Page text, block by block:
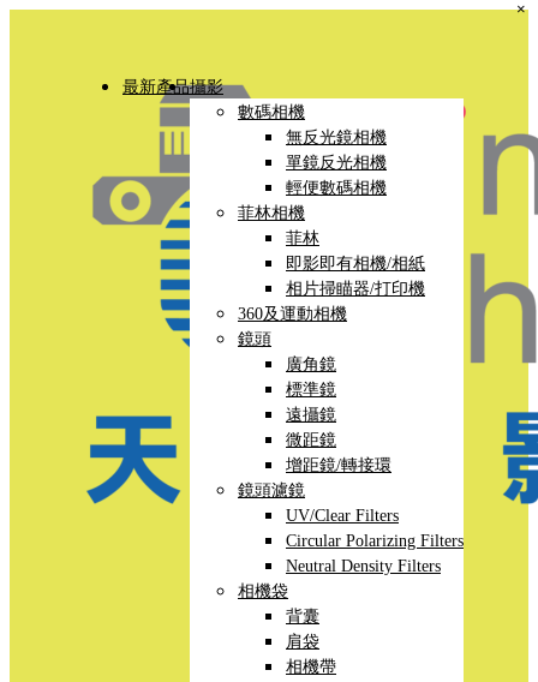
最新產品攝影
數碼相機
無反光鏡相機
單鏡反光相機
輕便數碼相機
菲林相機
菲林
即影即有相機/相紙
相片掃瞄器/打印機
360及運動相機
鏡頭
廣角鏡
標準鏡
遠攝鏡
微距鏡
增距鏡/轉接環
鏡頭濾鏡
UV/Clear Filters
Circular Polarizing Filters
Neutral Density Filters
相機袋
背囊
肩袋
相機帶
×